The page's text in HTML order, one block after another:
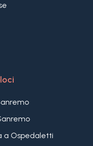
a Ospedaletti